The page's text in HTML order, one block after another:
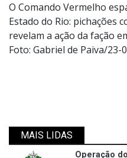
O Comando Vermelho
Estado do Rio: pichações
revelam a ação da fação
Foto: Gabriel de Paiva/23-
MAIS LIDAS
Operação